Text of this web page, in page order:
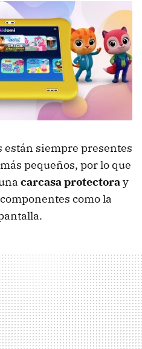
están siempre presentes
pequeños, por lo que
carcasa protectoray
como la